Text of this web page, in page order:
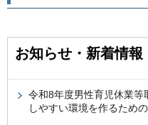
お知らせ・新着情報
令和8年度男性育児休業
しやすい環境を作るため